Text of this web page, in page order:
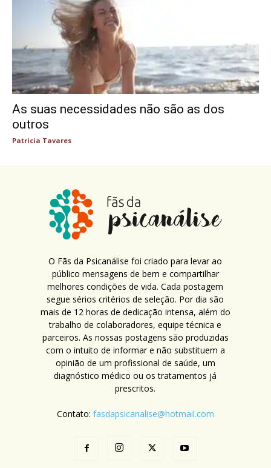
As suas necessidades não são as dos
outros
Patricia Tavares
O Fãs da Psicanálise foi criado para levar ao
público mensagens de bem e compartilhar
melhores condições de vida. Cada postagem
segue sérios critérios de seleção. Por dia são
mais de 12 horas de dedicação intensa, além do
trabalho de colaboradores, equipe técnica e
parceiros. As nossas postagens são produzidas
com o intuito de informar e não substituem a
opinião de um profissional de saúde, um
diagnóstico médico ou os tratamentos já
prescritos.
Contato: fasdapsicanalise@hotmail.com